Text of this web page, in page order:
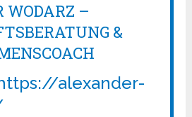
WODARZ –
&
alexander-